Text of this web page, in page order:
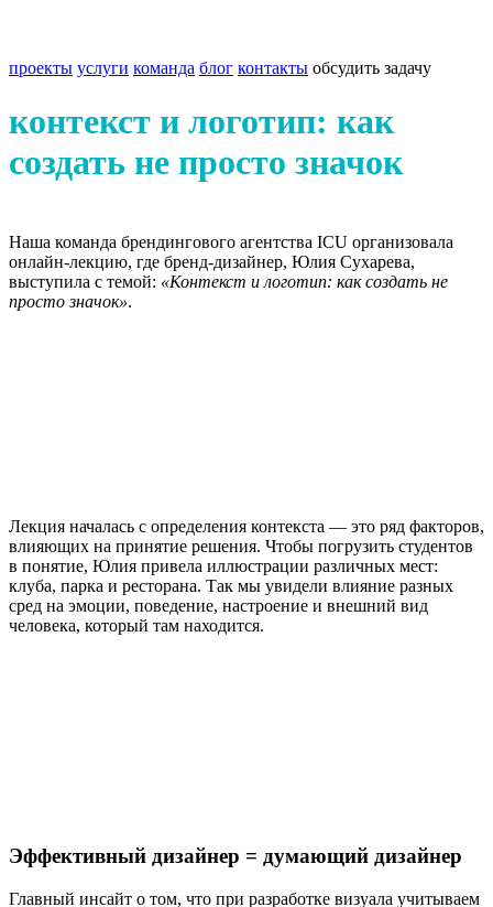
проекты услуги команда блог контакты обсудить задачу
контекст и логотип: как
создать не просто значок
Наша команда брендингового агентства ICU организовала
онлайн-лекцию, где бренд-дизайнер, Юлия Сухарева,
выступила с темой: «Контекст и логотип: как создать не
просто значок».
Лекция началась с определения контекста — это ряд факторов,
влияющих на принятие решения. Чтобы погрузить студентов
в понятие, Юлия привела иллюстрации различных мест:
клуба, парка и ресторана. Так мы увидели влияние разных
сред на эмоции, поведение, настроение и внешний вид
человека, который там находится.
Эффективный дизайнер = думающий дизайнер
Главный инсайт о том, что при разработке визуала учитываем